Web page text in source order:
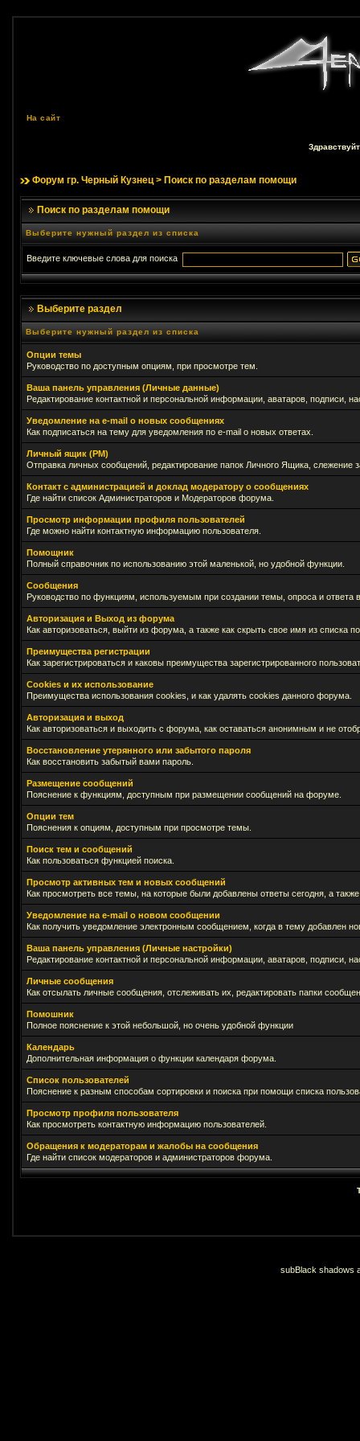
На сайт
Форум гр. Черный Кузнец> Поиск по разделам помощи
Поиск по разделам помощи
Выберите нужный раздел из списка
Введите ключевые слова для поиска
Выберите раздел
Выберите нужный раздел из списка
Опции темы
Руководство по доступным опциям, при просмотре тем.
Ваша панель управления (Личные данные)
Редактирование контактной и персональной информации, аватаров, подписи,
Уведомление на e-mail о новых сообщениях
Как подписаться на тему для уведомления по e-mail о новых ответах.
Личный ящик (PM)
Отправка личных сообщений, редактирование папок Личного Ящика,
Контакт с администрацией и доклад модератору о сообщениях
Где найти список Администраторов и Модераторов форума.
Просмотр информации профиля пользователей
Где можно найти контактную информацию пользователя.
Помощник
Полный справочник по использованию этой маленькой, но удобной функции.
Сообщения
Руководство по функциям, используемым при создании темы, опроса и ответа
Авторизация и Выход из форума
Как авторизоваться, выйти из форума, а также как скрыть свое имя из списка
Преимущества регистрации
Как зарегистрироваться и каковы преимущества зарегистрированного
Cookies и их использование
Преимущества использования cookies, и как удалять cookies данного форума.
Авторизация и выход
Как авторизоваться и выходить с форума, как оставаться анонимным и не
Восстановление утерянного или забытого пароля
Как восстановить забытый вами пароль.
Размещение сообщений
Пояснение к функциям, доступным при размещении сообщений на форуме.
Опции тем
Пояснения к опциям, доступным при просмотре темы.
Поиск тем и сообщений
Как пользоваться функцией поиска.
Просмотр активных тем и новых сообщений
Как просмотреть все темы, на которые были добавлены ответы сегодня, а
Уведомление на е-mail о новом сообщении
Как получить уведомление электронным сообщением, когда в тему добавлен
Ваша панель управления (Личные настройки)
Редактирование контактной и персональной информации, аватаров, подписи,
Личные сообщения
Как отсылать личные сообщения, отслеживать их, редактировать папки
Помошник
Полное пояснение к этой небольшой, но очень удобной функции
Календарь
Дополнительная информация о функции календаря форума.
Список пользователей
Пояснение к разным способам сортировки и поиска при помощи списка
Просмотр профиля пользователя
Как просмотреть контактную информацию пользователей.
Обращения к модераторам и жалобы на сообщения
Где найти список модераторов и администраторов форума.
subBlack shadows